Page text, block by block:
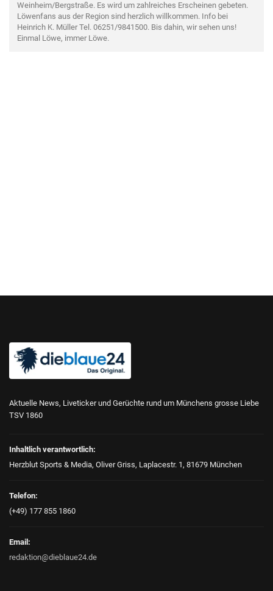
Weinheim/Bergstraße. Es wird um zahlreiches Erscheinen gebeten.
Löwenfans aus der Region sind herzlich willkommen. Info bei
Heinrich K. Müller Tel. 06251/9841500. Bis dahin, wir sehen uns!
Einmal Löwe, immer Löwe.
Aktuelle News, Liveticker und Gerüchte rund um Münchens grosse Liebe
TSV 1860
Inhaltlich verantwortlich:
Herzblut Sports & Media, Oliver Griss, Laplacestr. 1, 81679 München
Telefon:
(+49) 177 855 1860
Email:
redaktion@dieblaue24.de